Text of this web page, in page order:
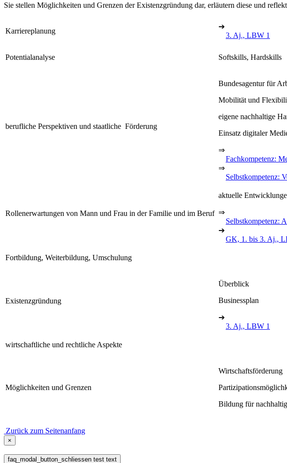
Sie stellen Möglichkeiten und Grenzen der Existenzgründung dar, erläutern diese und
Karriereplanung
➔
3. Aj., LBW 1
Potentialanalyse Softskills, Hardskills
berufliche Perspektiven und staatliche Förderung
Bundesagentur für
Mobilität und
eigene nachhaltige
Einsatz digitaler
⇒
Fachkompetenz:
⇒
Selbstkompetenz:
Rollenerwartungen von Mann und Frau in der Familie und im Beruf
aktuelle
⇒
Selbstkompetenz:
➔
GK, 1. bis 3. Aj.,
Fortbildung, Weiterbildung, Umschulung
Existenzgründung
Überblick
Businessplan
➔
3. Aj., LBW 1
wirtschaftliche und rechtliche Aspekte
Möglichkeiten und Grenzen
Wirtschaftsförderung
Bildung für
Zurück zum Seitenanfang
×
faq_modal_button_schliessen test text